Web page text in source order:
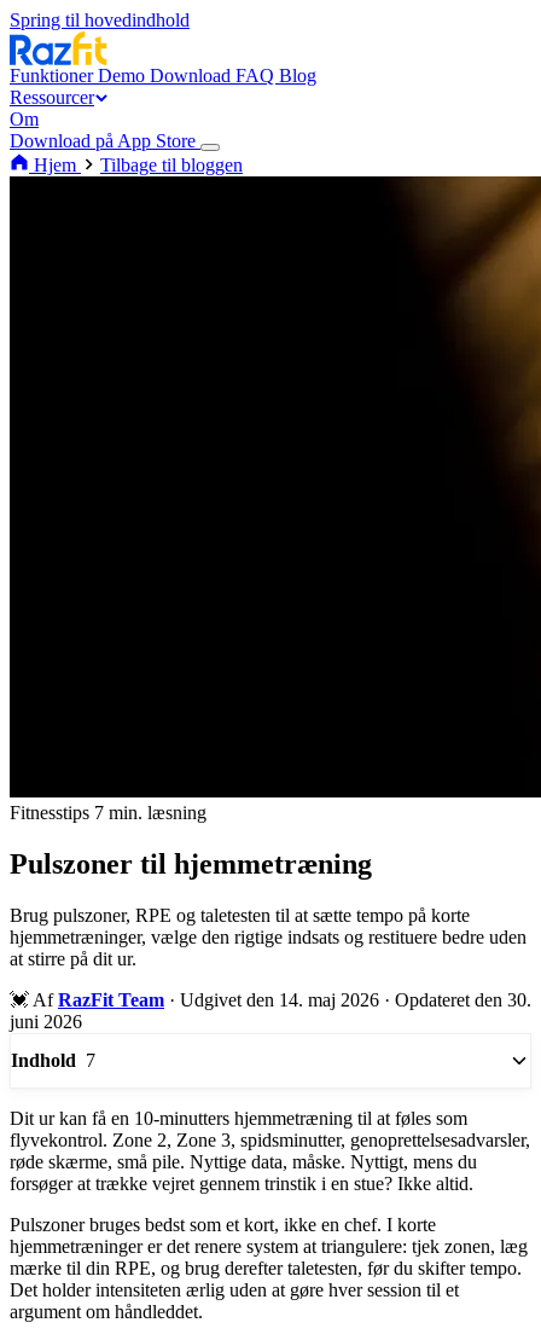
Spring til hovedindhold
FunktionerDemo Download FAQ Blog
Ressourcer
Om
Download på App Store
Hjem
Tilbage til bloggen
Fitnesstips 7 min. læsning
Pulszoner til hjemmetræning
Brug pulszoner, RPE og taletesten til at sætte tempo på korte
hjemmetræninger, vælge den rigtige indsats og restituere bedre uden
at stirre på dit ur.
💓 AfRazFit Team · Udgivet den 14. maj 2026 · Opdateret den 30.
juni 2026
Indhold 7
Dit ur kan få en 10-minutters hjemmetræning til at føles som
flyvekontrol. Zone 2, Zone 3, spidsminutter, genoprettelsesadvarsler,
røde skærme, små pile. Nyttige data, måske. Nyttigt, mens du
forsøger at trække vejret gennem trinstik i en stue? Ikke altid.
Pulszoner bruges bedst som et kort, ikke en chef. I korte
hjemmetræninger er det renere system at triangulere: tjek zonen, læg
mærke til din RPE, og brug derefter taletesten, før du skifter tempo.
Det holder intensiteten ærlig uden at gøre hver session til et
argument om håndleddet.